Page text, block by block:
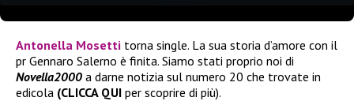
Antonella Mosetti torna single. La sua storia d’amore con il
pr Gennaro Salerno è finita. Siamo stati proprio noi di
Novella2000 a darne notizia sul numero 20 che trovate in
edicola (CLICCA QUI per scoprire di più).